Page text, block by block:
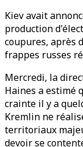
Kiev avait
production
coupures, après
frappes russes
Mercredi, la
Haines a estimé
crainte il y a
Kremlin ne
territoriaux
devoir se